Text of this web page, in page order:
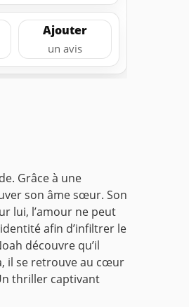
Ajouter
un avis
Grâce à une
son âme sœur. Son
lui, l’amour ne peut
afin d’infiltrer le
découvre qu’il
il se retrouve au cœur
thriller captivant